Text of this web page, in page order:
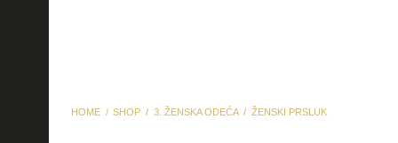
HOME SHOP 3. ŽENSKA ODEĆA ŽENSKI PRSLUK